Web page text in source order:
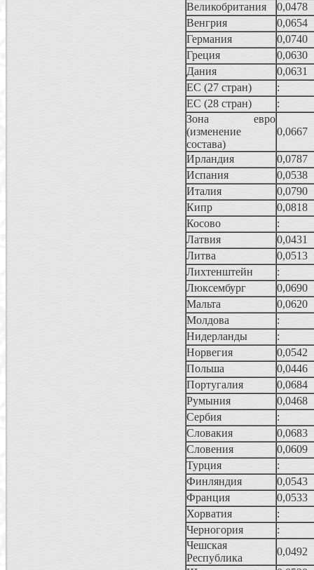
Великобритания
0,0478
Венгрия
0,0654
Германия
0,0740
Греция
0,0630
Дания
0,0631
ЕС (27 стран)
:
ЕС (28 стран)
:
Зона евро
(изменение
состава)
0,0667
Ирландия
0,0787
Испания
0,0538
Италия
0,0790
Кипр
0,0818
Косово
:
Латвия
0,0431
Литва
0,0513
Лихтенштейн
:
Люксембург
0,0690
Мальта
0,0620
Молдова
:
Нидерланды
:
Норвегия
0,0542
Польша
0,0446
Португалия
0,0684
Румыния
0,0468
Сербия
:
Словакия
0,0683
Словения
0,0609
Турция
:
Финляндия
0,0543
Франция
0,0533
Хорватия
:
Черногория
:
Чешская
Республика
0,0492